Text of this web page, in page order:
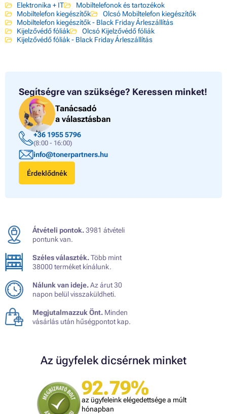
Elektronika + IT
Mobiltelefonok és tartozékok
Mobiltelefon kiegészítők
Olcsó Mobiltelefon kiegészítők
Mobiltelefon kiegészítők - Black Friday Árleszállítás
Kijelzővédő fóliák
Olcsó Kijelzővédő fóliák
Kijelzővédő fóliák - Black Friday Árleszállítás
Segítségre van szüksége? Keressen minket!
Tanácsadó
a választásban
+36 1955 5796
(8:00 - 16:00)
info@tonerpartners.hu
Érdeklődnék
Átvételi pontok.3981 átvételi
pontunk van.
Széles választék.Több mint
38000 terméket kínálunk.
Nálunk van ideje.Az árut 30
napon belül visszaküldheti.
Megjutalmazzuk Önt. Minden
vásárlás után hűségpontot kap.
Az ügyfelek dicsérnek minket
92.79%
az ügyfeleink elégedettsége a múlt
hónapban